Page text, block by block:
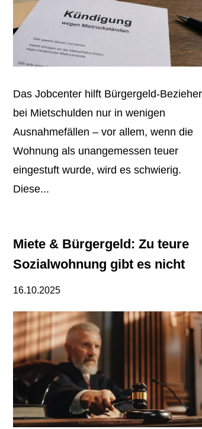
Das Jobcenter hilft Bürgergeld-
bei Mietschulden nur in wenigen
Ausnahmefällen – vor allem, wenn die
Wohnung als unangemessen teuer
eingestuft wurde, wird es schwierig.
Diese...
Miete & Bürgergeld: Zu teure
Sozialwohnung gibt es nicht
16.10.2025